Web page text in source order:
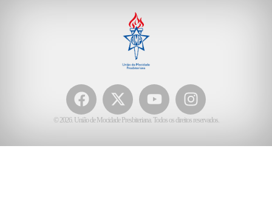
© 2026. União de Mocidade Presbiteriana. Todos os direitos reservados.